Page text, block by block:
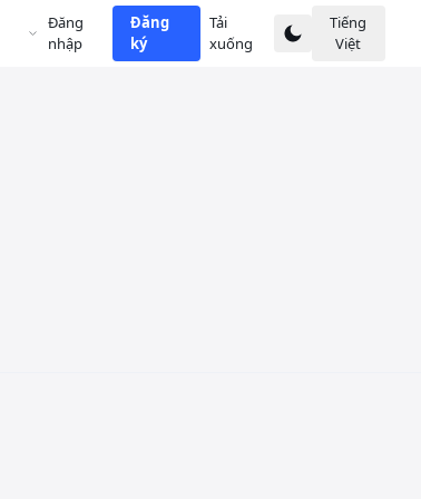
Đăng
nhập
Đăng
ký
Tải
xuống
Tiếng
Việt